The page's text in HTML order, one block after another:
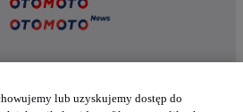
lub uzyskujemy dostęp do